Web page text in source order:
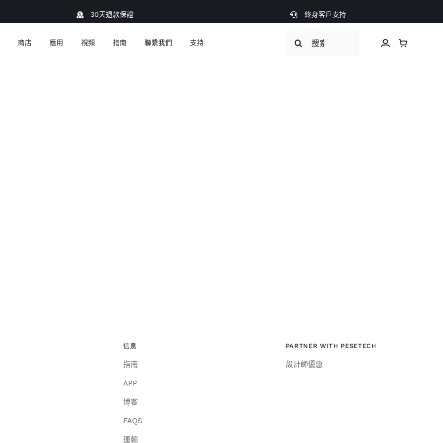
30天退款保證 終身客戶支持
商店 應用 視頻 指南 聯繫我們 支持
信息
指南
APP
博客
FAQS
運輸
PARTNER WITH PESETECH
設計師優惠